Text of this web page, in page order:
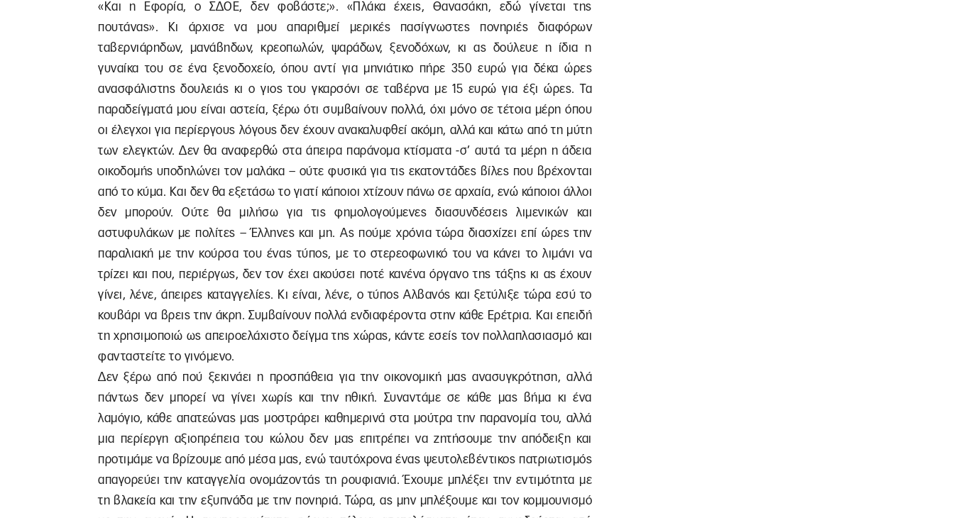
«Και η Εφορία, ο ΣΔΟΕ, δεν φοβάστε;». «Πλάκα έχεις, Θανασάκη, εδώ γίνεται της
πουτάνας». Κι άρχισε να μου απαριθμεί μερικές πασίγνωστες πονηριές διαφόρων
ταβερνιάρηδων, μανάβηδων, κρεοπωλών, ψαράδων, ξενοδόχων, κι ας δούλευε η ίδια η
γυναίκα του σε ένα ξενοδοχείο, όπου αντί για μηνιάτικο πήρε 350 ευρώ για δέκα ώρες
ανασφάλιστης δουλειάς κι ο γιος του γκαρσόνι σε ταβέρνα με 15 ευρώ για έξι ώρες. Τα
παραδείγματά μου είναι αστεία, ξέρω ότι συμβαίνουν πολλά, όχι μόνο σε τέτοια μέρη όπου
οι έλεγχοι για περίεργους λόγους δεν έχουν ανακαλυφθεί ακόμη, αλλά και κάτω από τη μύτη
των ελεγκτών. Δεν θα αναφερθώ στα άπειρα παράνομα κτίσματα -σ’ αυτά τα μέρη η άδεια
οικοδομής υποδηλώνει τον μαλάκα – ούτε φυσικά για τις εκατοντάδες βίλες που βρέχονται
από το κύμα. Και δεν θα εξετάσω το γιατί κάποιοι χτίζουν πάνω σε αρχαία, ενώ κάποιοι άλλοι
δεν μπορούν. Ούτε θα μιλήσω για τις φημολογούμενες διασυνδέσεις λιμενικών και
αστυφυλάκων με πολίτες – Έλληνες και μη. Ας πούμε χρόνια τώρα διασχίζει επί ώρες την
παραλιακή με την κούρσα του ένας τύπος, με το στερεοφωνικό του να κάνει το λιμάνι να
τρίζει και που, περιέργως, δεν τον έχει ακούσει ποτέ κανένα όργανο της τάξης κι ας έχουν
γίνει, λένε, άπειρες καταγγελίες. Κι είναι, λένε, ο τύπος Αλβανός και ξετύλιξε τώρα εσύ το
κουβάρι να βρεις την άκρη. Συμβαίνουν πολλά ενδιαφέροντα στην κάθε Ερέτρια. Και επειδή
τη χρησιμοποιώ ως απειροελάχιστο δείγμα της χώρας, κάντε εσείς τον πολλαπλασιασμό και
φανταστείτε το γινόμενο.
Δεν ξέρω από πού ξεκινάει η προσπάθεια για την οικονομική μας ανασυγκρότηση, αλλά
πάντως δεν μπορεί να γίνει χωρίς και την ηθική. Συναντάμε σε κάθε μας βήμα κι ένα
λαμόγιο, κάθε απατεώνας μας μοστράρει καθημερινά στα μούτρα την παρανομία του, αλλά
μια περίεργη αξιοπρέπεια του κώλου δεν μας επιτρέπει να ζητήσουμε την απόδειξη και
προτιμάμε να βρίζουμε από μέσα μας, ενώ ταυτόχρονα ένας ψευτολεβέντικος πατριωτισμός
απαγορεύει την καταγγελία ονομάζοντάς τη ρουφιανιά. Έχουμε μπλέξει την εντιμότητα με
τη βλακεία και την εξυπνάδα με την πονηριά. Τώρα, ας μην μπλέξουμε και τον κομμουνισμό